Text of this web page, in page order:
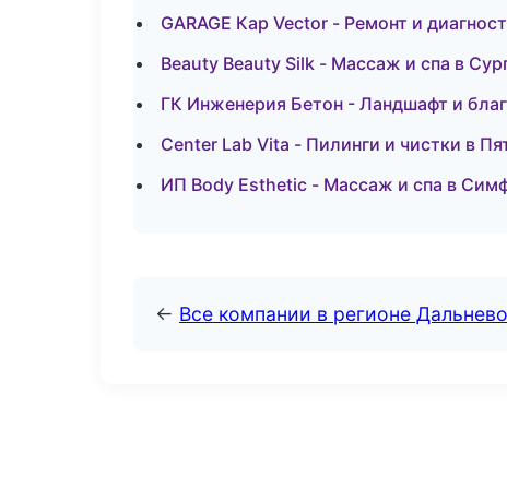
GARAGE Кар Vector - Ремонт и
Beauty Beauty Silk - Массаж и спа в
ГК Инженерия Бетон - Ландшафт и
Center Lab Vita - Пилинги и чистки в
ИП Body Esthetic - Массаж и спа в
← Все компании в регионе